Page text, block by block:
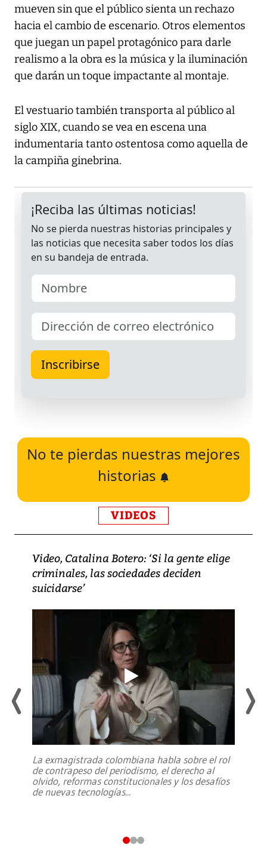
mueven sin que el público sienta un rechazo
hacia el cambio de escenario. Otros elementos
que juegan un papel protagónico para darle
realismo a la obra es la música y la iluminación
que darán un toque impactante al montaje.
El vestuario también transporta al público al
siglo XIX, cuando se vea en escena una
indumentaria tanto ostentosa como aquella de
la campiña ginebrina.
No te pierdas nuestras mejores
historias
VIDEOS
Video, Catalina Botero: ‘Si la gente elige
criminales, las sociedades deciden
suicidarse’
La exmagistrada colombiana habla sobre el rol
de contrapeso del periodismo, el derecho al
olvido, reformas constitucionales y los desafíos
de nuevas tecnologías...